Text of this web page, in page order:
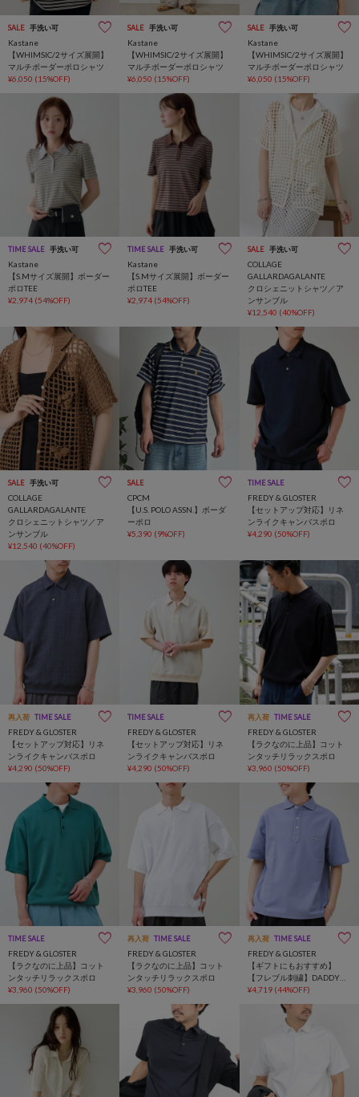
SALE 手洗い可
Kastane
【WHIMSIC/2サイズ展開】
マルチボーダーポロシャツ
¥6,050 (15%OFF)
SALE 手洗い可
Kastane
【WHIMSIC/2サイズ展開】
マルチボーダーポロシャツ
¥6,050 (15%OFF)
SALE 手洗い可
Kastane
【WHIMSIC/2サイズ展開】
マルチボーダーポロシャツ
¥6,050 (15%OFF)
TIME SALE 手洗い可
Kastane
【S.Mサイズ展開】ボーダー
ポロTEE
¥2,974 (54%OFF)
TIME SALE 手洗い可
Kastane
【S.Mサイズ展開】ボーダー
ポロTEE
¥2,974 (54%OFF)
SALE 手洗い可
COLLAGE
GALLARDAGALANTE
クロシェニットシャツ／ア
ンサンブル
¥12,540 (40%OFF)
SALE 手洗い可
COLLAGE
GALLARDAGALANTE
クロシェニットシャツ／ア
ンサンブル
¥12,540 (40%OFF)
SALE
CPCM
【U.S. POLO ASSN.】ボーダ
ーポロ
¥5,390 (9%OFF)
TIME SALE
FREDY & GLOSTER
【セットアップ対応】リネ
ンライクキャンバスポロ
¥4,290 (50%OFF)
再入荷 TIME SALE
FREDY & GLOSTER
【セットアップ対応】リネ
ンライクキャンバスポロ
¥4,290 (50%OFF)
TIME SALE
FREDY & GLOSTER
【セットアップ対応】リネ
ンライクキャンバスポロ
¥4,290 (50%OFF)
再入荷 TIME SALE
FREDY & GLOSTER
【ラクなのに上品】コット
ンタッチリラックスポロ
¥3,960 (50%OFF)
TIME SALE
FREDY & GLOSTER
【ラクなのに上品】コット
ンタッチリラックスポロ
¥3,960 (50%OFF)
再入荷 TIME SALE
FREDY & GLOSTER
【ラクなのに上品】コット
ンタッチリラックスポロ
¥3,960 (50%OFF)
再入荷 TIME SALE
FREDY & GLOSTER
【ギフトにもおすすめ】
【フレブル刺繍】DADDYポ
ロ
¥4,719 (44%OFF)